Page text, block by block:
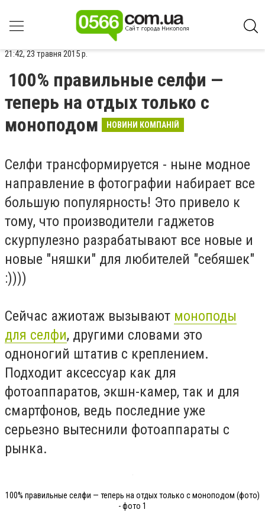
21:42, 23 травня 2015 р.
100% правильные селфи —
теперь на отдых только с
моноподом
НОВИНИ КОМПАНІЙ
Селфи трансформируется - ныне модное
направление в фотографии набирает все
большую популярность! Это привело к
тому, что производители гаджетов
скурпулезно разрабатывают все новые и
новые "няшки" для любителей "себяшек"
:))))
Сейчас ажиотаж вызывают моноподы
для селфи, другими словами это
одноногий штатив с креплением.
Подходит аксессуар как для
фотоаппаратов, экшн-камер, так и для
смартфонов, ведь последние уже
серьезно вытеснили фотоаппараты с
рынка.
100% правильные селфи — теперь на отдых только с моноподом (фото)
- фото 1